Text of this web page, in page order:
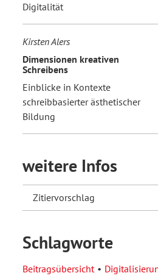
Digitalität
Kirsten Alers
Dimensionen kreativen
Schreibens
Einblicke in Kontexte
schreibbasierter ästhetischer
Bildung
weitere Infos
Zitiervorschlag
Schlagworte
Beitragsübersicht